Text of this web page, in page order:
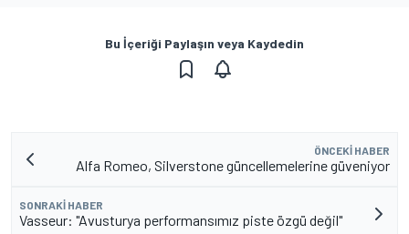
Bu İçeriği Paylaşın veya Kaydedin
ÖNCEKI HABER
Alfa Romeo, Silverstone güncellemelerine güveniyor
SONRAKI HABER
Vasseur: "Avusturya performansımız piste özgü değil"